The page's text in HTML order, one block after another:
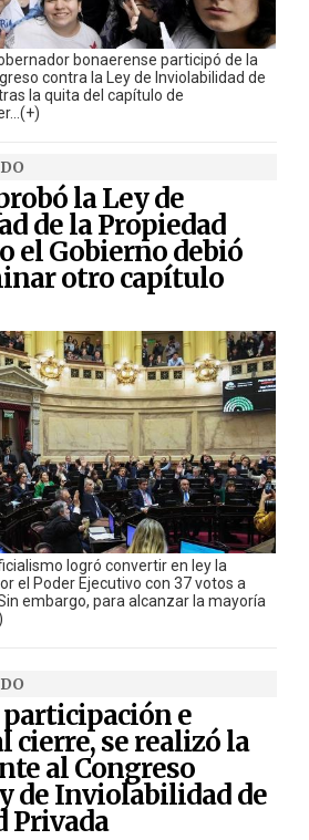
bonaerense participó de la
contra la Ley de Inviolabilidad de
la quita del capítulo de
la Ley de
de la Propiedad
el Gobierno debió
otro capítulo
logró convertir en ley la
el Poder Ejecutivo con 37 votos a
embargo, para alcanzar la mayoría
e
cierre, se realizó la
al Congreso
de Inviolabilidad de
Privada